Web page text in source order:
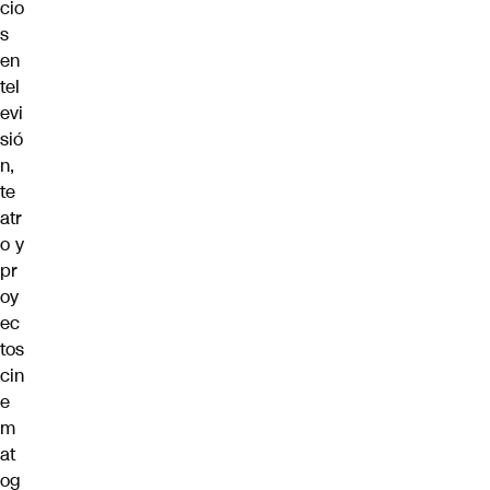
cio
s
en
tel
evi
sió
n,
te
atr
o y
pr
oy
ec
tos
cin
e
m
at
og